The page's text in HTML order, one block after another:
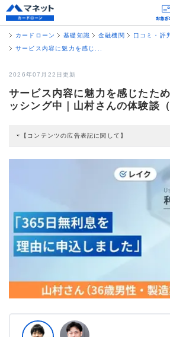
カードローン 基礎知識 金融機関 口コミ・評
サービス内容に魅力を感じ...
2026年07月22日更新
サービス内容に魅力を感じたた
ッシング中｜山村さんの体験談
【コンテンツの広告表記に関して】
すると弊社に対して企業から紹介報酬が支払われ
だし、特定の商品を根拠なくPRするものではなく
への口コミ収集などに基づき、公平性を担保した情